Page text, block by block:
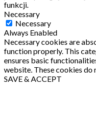
funkcji.
Necessary
Necessary
Always Enabled
Necessary cookies are
function properly. This
ensures basic
website. These cookies
SAVE & ACCEPT